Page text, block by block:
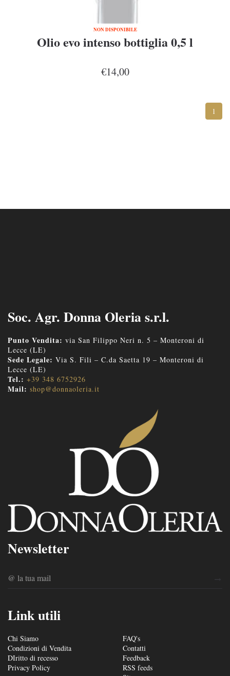
NON DISPONIBILE
Olio evo intenso bottiglia 0,5 l
€14,00
1
Soc. Agr. Donna Oleria s.r.l.
Punto Vendita: via San Filippo Neri n. 5 – Monteroni di
Lecce (LE)
Sede Legale: Via S. Fili – C.da Saetta 19 – Monteroni di
Lecce (LE)
Tel.: +39 348 6752926
Mail: shop@donnaoleria.it
Newsletter
Link utili
Chi Siamo
Condizioni di Vendita
DIritto di recesso
Privacy Policy
FAQ's
Contatti
Feedback
RSS feeds